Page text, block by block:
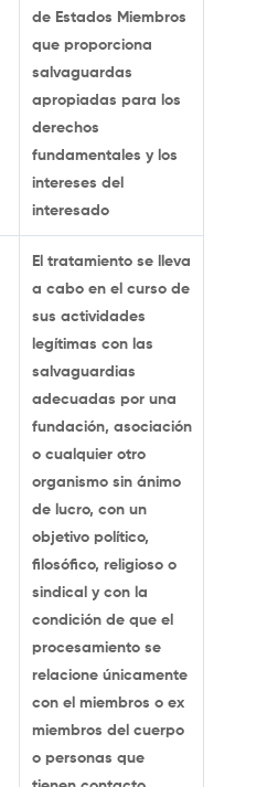
de Estados Miembros
que proporciona
salvaguardas
apropiadas para los
derechos
fundamentales y los
intereses del
interesado
El tratamiento se lleva
a cabo en el curso de
sus actividades
legítimas con las
salvaguardias
adecuadas por una
fundación, asociación
o cualquier otro
organismo sin ánimo
de lucro, con un
objetivo político,
filosófico, religioso o
sindical y con la
condición de que el
procesamiento se
relacione únicamente
con el miembros o ex
miembros del cuerpo
o personas que